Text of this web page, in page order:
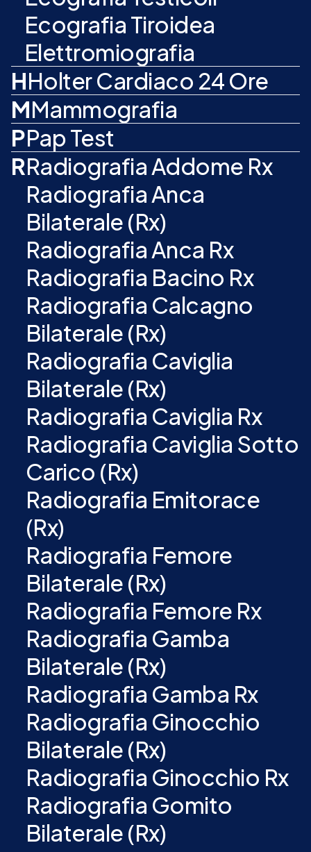
Ecografia Tiroidea
Elettromiografia
HHolter Cardiaco 24 Ore
MMammografia
PPap Test
RRadiografia Addome Rx
Radiografia Anca
Bilaterale (Rx)
Radiografia Anca Rx
Radiografia Bacino Rx
Radiografia Calcagno
Bilaterale (Rx)
Radiografia Caviglia
Bilaterale (Rx)
Radiografia Caviglia Rx
Radiografia Caviglia Sotto
Carico (Rx)
Radiografia Emitorace
(Rx)
Radiografia Femore
Bilaterale (Rx)
Radiografia Femore Rx
Radiografia Gamba
Bilaterale (Rx)
Radiografia Gamba Rx
Radiografia Ginocchio
Bilaterale (Rx)
Radiografia Ginocchio Rx
Radiografia Gomito
Bilaterale (Rx)